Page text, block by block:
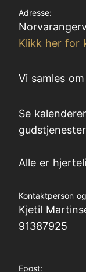
Adresse:
Klikk her for
Vi samles
Se
Alle er
Kontaktperson
Kjetil
91387925
Epost: